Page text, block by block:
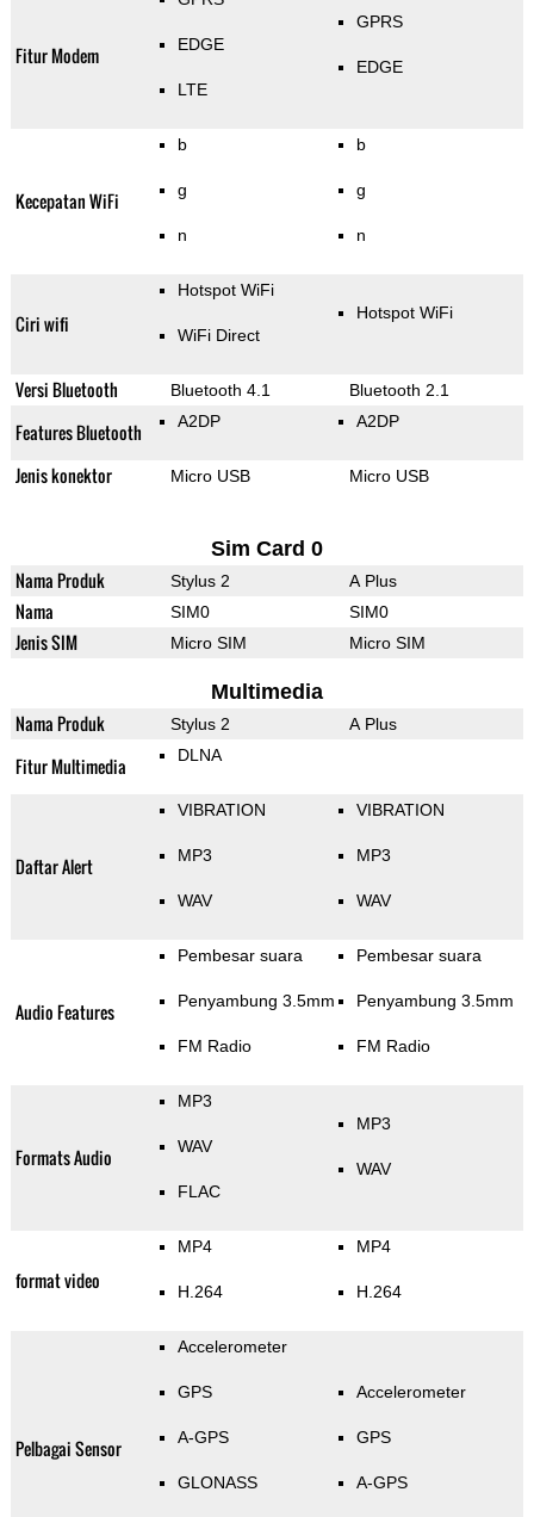
Fitur Modem EDGE
LTE
GPRS
EDGE
Kecepatan WiFi
b
g
n
b
g
n
Ciri wifi
Hotspot WiFi
WiFi Direct
Hotspot WiFi
Versi Bluetooth Bluetooth 4.1 Bluetooth 2.1
Features Bluetooth A2DP A2DP
Jenis konektor Micro USB Micro USB
Sim Card 0
Nama Produk Stylus 2 A Plus
Nama SIM0 SIM0
Jenis SIM Micro SIM Micro SIM
Multimedia
Nama Produk Stylus 2 A Plus
Fitur Multimedia DLNA
Daftar Alert
VIBRATION
MP3
WAV
VIBRATION
MP3
WAV
Audio Features
Pembesar suara
Penyambung 3.5mm
FM Radio
Pembesar suara
Penyambung 3.5mm
FM Radio
Formats Audio
MP3
WAV
FLAC
MP3
WAV
format video
MP4
H.264
MP4
H.264
Pelbagai Sensor
Accelerometer
GPS
A-GPS
GLONASS
Accelerometer
GPS
A-GPS